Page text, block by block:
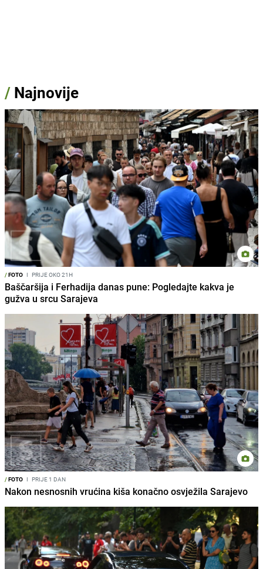
/ Najnovije
/FOTO I PRIJE OKO 21H
Baščaršija i Ferhadija danas pune: Pogledajte kakva je
gužva u srcu Sarajeva
/FOTO I PRIJE 1 DAN
Nakon nesnosnih vrućina kiša konačno osvježila Sarajevo